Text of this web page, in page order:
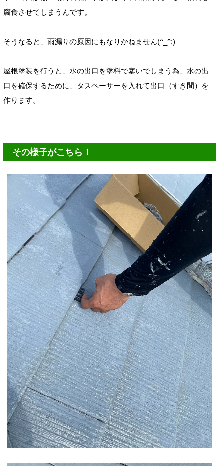
腐食させてしまうんです。
そうなると、雨漏りの原因にもなりかねません(^_^;)
屋根塗装を行うと、水の出口を塗料で塞いでしまう為、水の出
口を確保するために、タスペーサーを入れて出口（すき間）を
作ります。
その様子がこちら！